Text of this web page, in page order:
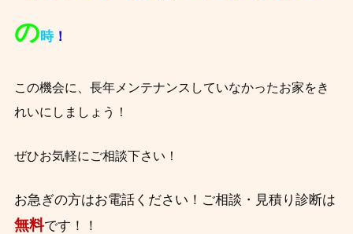
の時！ ️‍
この機会に、長年メンテナンスしていなかったお家をき
れいにしましょう！
ぜひお気軽にご相談下さい！
お急ぎの方はお電話ください！ ご相談・見積り診断は
無料です！！